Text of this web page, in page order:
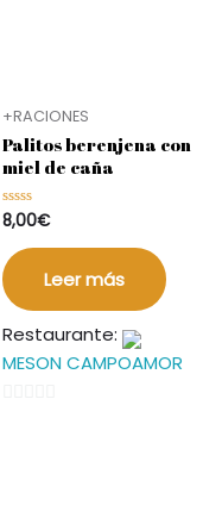
+RACIONES
Palitos berenjena con
miel de caña
Valorado
en
de
5
8,00€
Leer más
Restaurante:
MESON CAMPOAMOR